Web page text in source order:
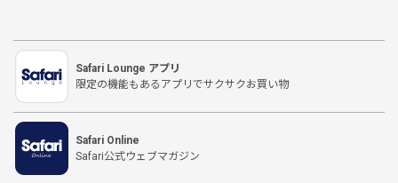
Safari Lounge アプリ
限定の機能もあるアプリでサクサクお買い物
Safari Online
Safari公式ウェブマガジン